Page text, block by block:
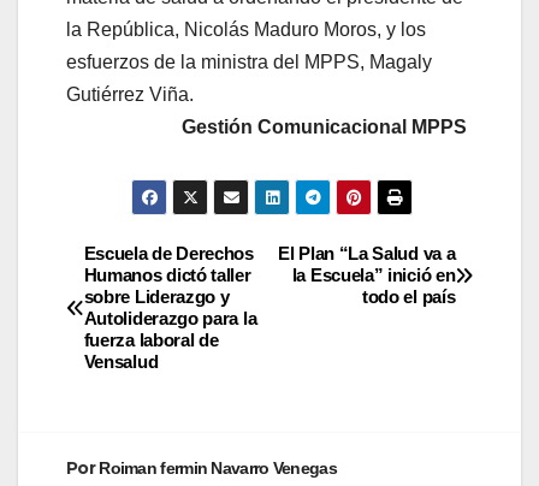
la República, Nicolás Maduro Moros, y los
esfuerzos de la ministra del MPPS, Magaly
Gutiérrez Viña.
Gestión Comunicacional MPPS
El Plan “La Salud va a
la Escuela” inició en
todo el país
Escuela de Derechos
Humanos dictó taller
sobre Liderazgo y
Autoliderazgo para la
fuerza laboral de
Vensalud
PorRoiman fermin Navarro Venegas